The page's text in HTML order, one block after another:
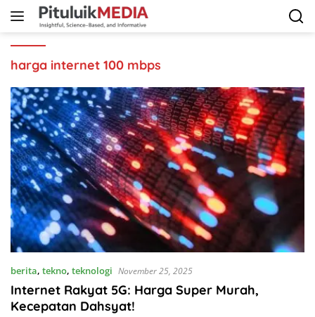
Langsung
harga internet 100 mbps
berita, tekno, teknologi November 25, 2025
Internet Rakyat 5G: Harga Super Murah,
Kecepatan Dahsyat!